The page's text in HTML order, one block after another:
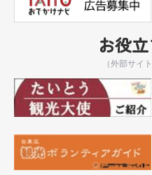
お役
（外部サイ